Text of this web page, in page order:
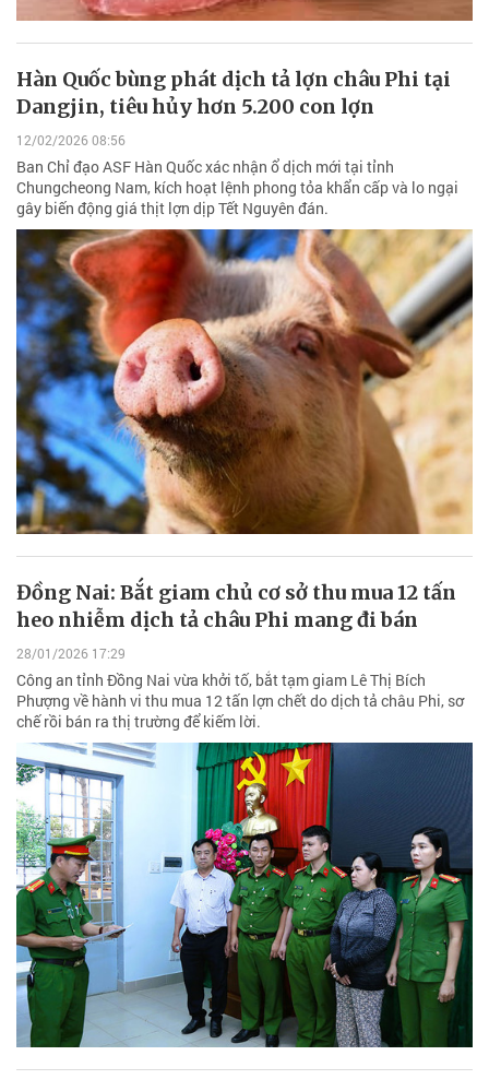
Hàn Quốc bùng phát dịch tả lợn châu Phi tại
Dangjin, tiêu hủy hơn 5.200 con lợn
12/02/2026 08:56
Ban Chỉ đạo ASF Hàn Quốc xác nhận ổ dịch mới tại tỉnh
Chungcheong Nam, kích hoạt lệnh phong tỏa khẩn cấp và lo ngại
gây biến động giá thịt lợn dịp Tết Nguyên đán.
Đồng Nai: Bắt giam chủ cơ sở thu mua 12 tấn
heo nhiễm dịch tả châu Phi mang đi bán
28/01/2026 17:29
Công an tỉnh Đồng Nai vừa khởi tố, bắt tạm giam Lê Thị Bích
Phượng về hành vi thu mua 12 tấn lợn chết do dịch tả châu Phi, sơ
chế rồi bán ra thị trường để kiếm lời.